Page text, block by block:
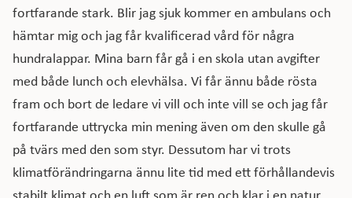
fortfarande stark. Blir jag sjuk kommer en ambulans och
hämtar mig och jag får kvalificerad vård för några
hundralappar. Mina barn får gå i en skola utan avgifter
med både lunch och elevhälsa. Vi får ännu både rösta
fram och bort de ledare vi vill och inte vill se och jag får
fortfarande uttrycka min mening även om den skulle gå
på tvärs med den som styr. Dessutom har vi trots
klimatförändringarna ännu lite tid med ett förhållandevis